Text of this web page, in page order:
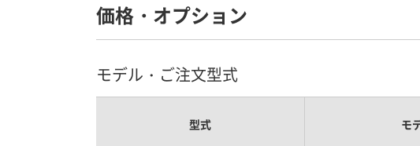
価格・オプション
モデル・ご注文型式
型式 モ